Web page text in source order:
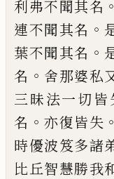
利弗不聞其名 。
連不聞其名 。
葉不聞其名 。
名 。 舍那婆私
三昧法一切皆
名 。亦復皆失 。
時優波笈多諸
比丘智慧勝我